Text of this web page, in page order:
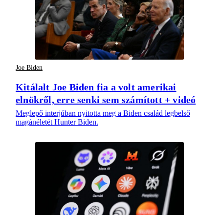
Joe Biden
Kitálalt Joe Biden fia a volt amerikai
elnökről, erre senki sem számított + videó
Meglepő interjúban nyitotta meg a Biden család legbelső
magánéletét Hunter Biden.